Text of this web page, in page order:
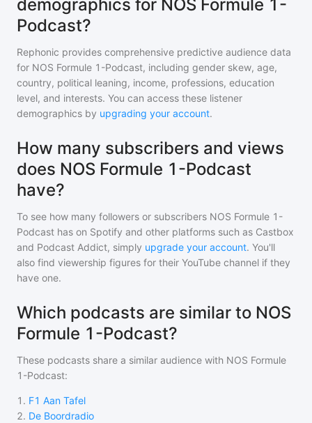
demographics for NOS Formule 1-
Podcast?
Rephonic provides comprehensive predictive audience data
for NOS Formule 1-Podcast, including gender skew, age,
country, political leaning, income, professions, education
level, and interests. You can access these listener
demographics by upgrading your account.
How many subscribers and views
does NOS Formule 1-Podcast
have?
To see how many followers or subscribers NOS Formule 1-
Podcast has on Spotify and other platforms such as Castbox
and Podcast Addict, simply upgrade your account. You'll
also find viewership figures for their YouTube channel if they
have one.
Which podcasts are similar to NOS
Formule 1-Podcast?
These podcasts share a similar audience with NOS Formule
1-Podcast:
1 . F1 Aan Tafel
2. De Boordradio